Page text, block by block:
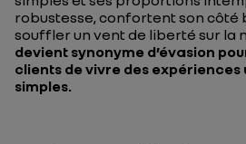
robustesse, confortent son côté
souffler un vent de liberté sur la
devient synonyme d’évasion
clients de vivre des expériences
simples.